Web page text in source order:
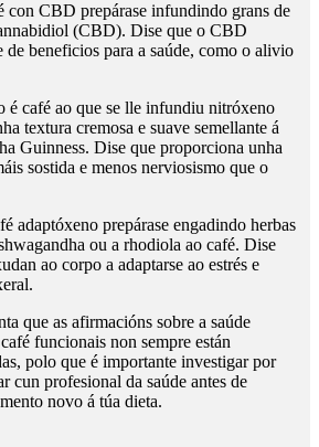
CBD prepárase infundindo grans de
(CBD). Dise que o CBD
de beneficios para a saúde, como o alivio
é café ao que se lle infundiu nitróxeno
textura cremosa e suave semellante á
Guinness. Dise que proporciona unha
sostida e menos nerviosismo que o
adaptóxeno prepárase engadindo herbas
ou a rhodiola ao café. Dise
ao corpo a adaptarse ao estrés e
que as afirmacións sobre a saúde
funcionais non sempre están
polo que é importante investigar por
cun profesional da saúde antes de
novo á túa dieta.